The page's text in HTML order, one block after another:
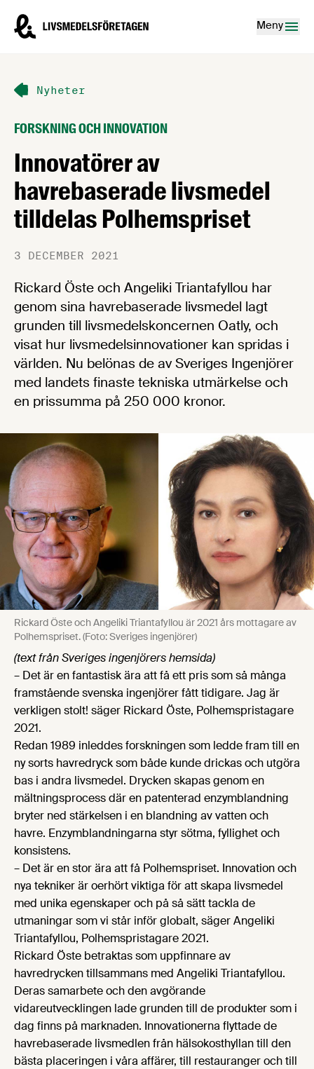
Livsmedelsföretagen – till startsidan
Meny
Nyheter
FORSKNING OCH INNOVATION
Innovatörer av
havrebaserade livsmedel
tilldelas Polhemspriset
3 DECEMBER 2021
Rickard Öste och Angeliki Triantafyllou har
genom sina havrebaserade livsmedel lagt
grunden till livsmedelskoncernen Oatly, och
visat hur livsmedelsinnovationer kan spridas i
världen. Nu belönas de av Sveriges Ingenjörer
med landets finaste tekniska utmärkelse och
en prissumma på 250 000 kronor.
Rickard Öste och Angeliki Triantafyllou är 2021 års mottagare av
Polhemspriset. (Foto: Sveriges ingenjörer)
(text från Sveriges ingenjörers hemsida)
– Det är en fantastisk ära att få ett pris som så många
framstående svenska ingenjörer fått tidigare. Jag är
verkligen stolt! säger Rickard Öste, Polhemspristagare
2021.
Redan 1989 inleddes forskningen som ledde fram till en
ny sorts havredryck som både kunde drickas och utgöra
bas i andra livsmedel. Drycken skapas genom en
mältningsprocess där en patenterad enzymblandning
bryter ned stärkelsen i en blandning av vatten och
havre. Enzymblandningarna styr sötma, fyllighet och
konsistens.
– Det är en stor ära att få Polhemspriset. Innovation och
nya tekniker är oerhört viktiga för att skapa livsmedel
med unika egenskaper och på så sätt tackla de
utmaningar som vi står inför globalt, säger Angeliki
Triantafyllou, Polhemspristagare 2021.
Rickard Öste betraktas som uppfinnare av
havredrycken tillsammans med Angeliki Triantafyllou.
Deras samarbete och den avgörande
vidareutvecklingen lade grunden till de produkter som i
dag finns på marknaden. Innovationerna flyttade de
havrebaserade livsmedlen från hälsokosthyllan till den
bästa placeringen i våra affärer, till restauranger och till